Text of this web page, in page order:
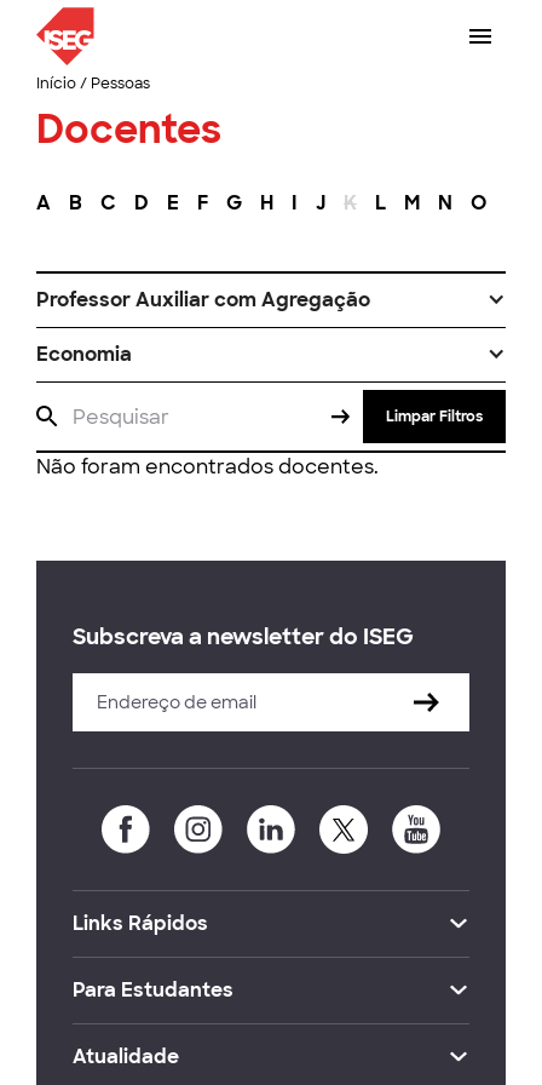
Início/ Pessoas
Docentes
A B C D E F G H I J K L M N O
Professor Auxiliar com Agregação
Economia
Limpar Filtros
Não foram encontrados docentes.
Subscreva a newsletter do ISEG
Links Rápidos
Para Estudantes
Atualidade